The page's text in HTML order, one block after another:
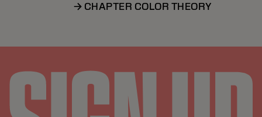
→ CHAPTER COLOR THEORY